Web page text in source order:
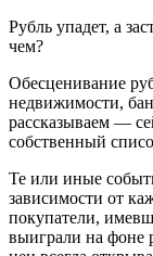
Рубль упадет, а
чем?
Обесценивание
недвижимости,
рассказываем —
собственный
Те или иные
зависимости от
покупатели,
выиграли на фоне